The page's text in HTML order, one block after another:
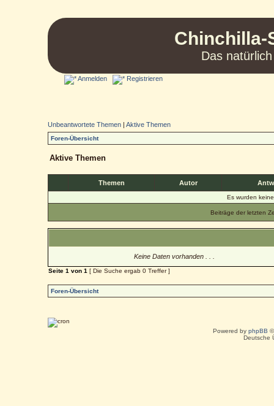
Chinchilla-
Das
Anmelden Registrieren
Unbeantwortete Themen |Aktive Themen
Foren-Übersicht
Aktive Themen
Themen Autor
Es wurden
Beiträge der letzten
Keine Daten vorhanden . . .
Seite1 von1 [ Die Suche ergab 0 Treffer ]
Foren-Übersicht
Powered by phpBB
Deutsche